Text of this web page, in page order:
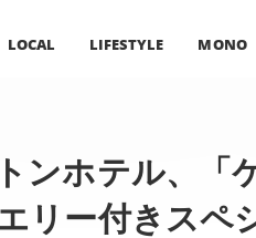
LOCAL LIFESTYLE MONO
ンホテル、「
リー付きスペ